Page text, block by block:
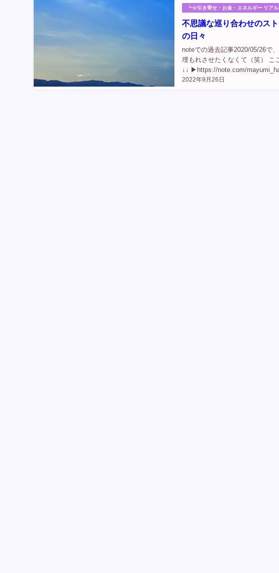
┗☆引き寄せ・お金・エネルギー リア
不思議な巡り合わせのス
の日々
2022年9月26日
noteでの過去記事2020/05/26で
埋もれさせたくなくて（笑） こ
↓↓ ▶https://note.com/